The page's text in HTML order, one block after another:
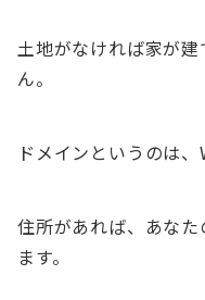
土地がなければ家が
ん。
ドメインというのは、
住所があれば、あな
ます。